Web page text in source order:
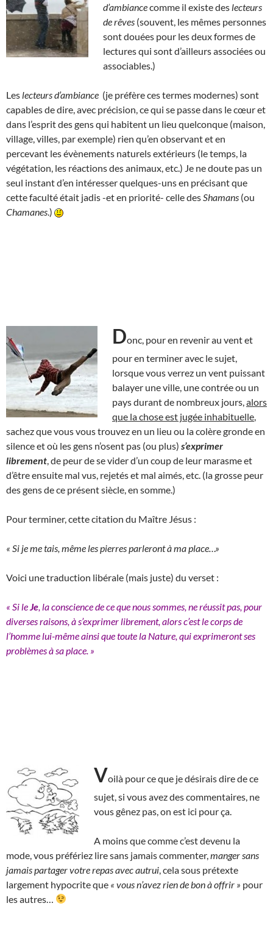
d’ambiancecomme il existe des lecteurs
de rêves (souvent, les mêmes personnes
sont douées pour les deux formes de
lectures qui sont d’ailleurs associées ou
associables.)
Les lecteurs d’ambiance (je préfère ces termes modernes) sont
capables de dire, avec précision, ce qui se passe dans le cœur et
dans l’esprit des gens qui habitent un lieu quelconque (maison,
village, villes, par exemple) rien qu’en observant et en
percevant les évènements naturels extérieurs (le temps, la
végétation, les réactions des animaux, etc.) Je ne doute pas un
seul instant d’en intéresser quelques-uns en précisant que
cette faculté était jadis -et en priorité- celle des Shamans (ou
Chamanes.)
Donc, pour en revenir au vent et
pour en terminer avec le sujet,
lorsque vous verrez un vent puissant
balayer une ville, une contrée ou un
pays durant de nombreux jours, alors
que la chose est jugée inhabituelle
sachez que vous vous trouvez en un lieu ou la colère gronde en
silence et où les gens n’osent pas (ou plus) s’exprimer
librement , de peur de se vider d’un coup de leur marasme et
d’être ensuite mal vus, rejetés et mal aimés, etc. (la grosse peur
des gens de ce présent siècle, en somme.)
Pour terminer, cette citation du Maître Jésus :
« Si je me tais, même les pierres parleront à ma place…»
Voici une traduction libérale (mais juste) du verset :
« Si le Je , la conscience de ce que nous sommes, ne réussit pas, pour
diverses raisons, à s’exprimer librement, alors c’est le corps de
l’homme lui-même ainsi que toute la Nature, qui exprimeront ses
problèmes à sa place. »
Voilà pour ce que je désirais dire de ce
sujet, si vous avez des commentaires, ne
vous gênez pas, on est ici pour ça.
A moins que comme c’est devenu la
mode, vous préfériez lire sans jamais commenter, manger sans
jamais partager votre repas avec autrui , cela sous prétexte
largement hypocrite que « vous n’avez rien de bon à offrir » pour
les autres…